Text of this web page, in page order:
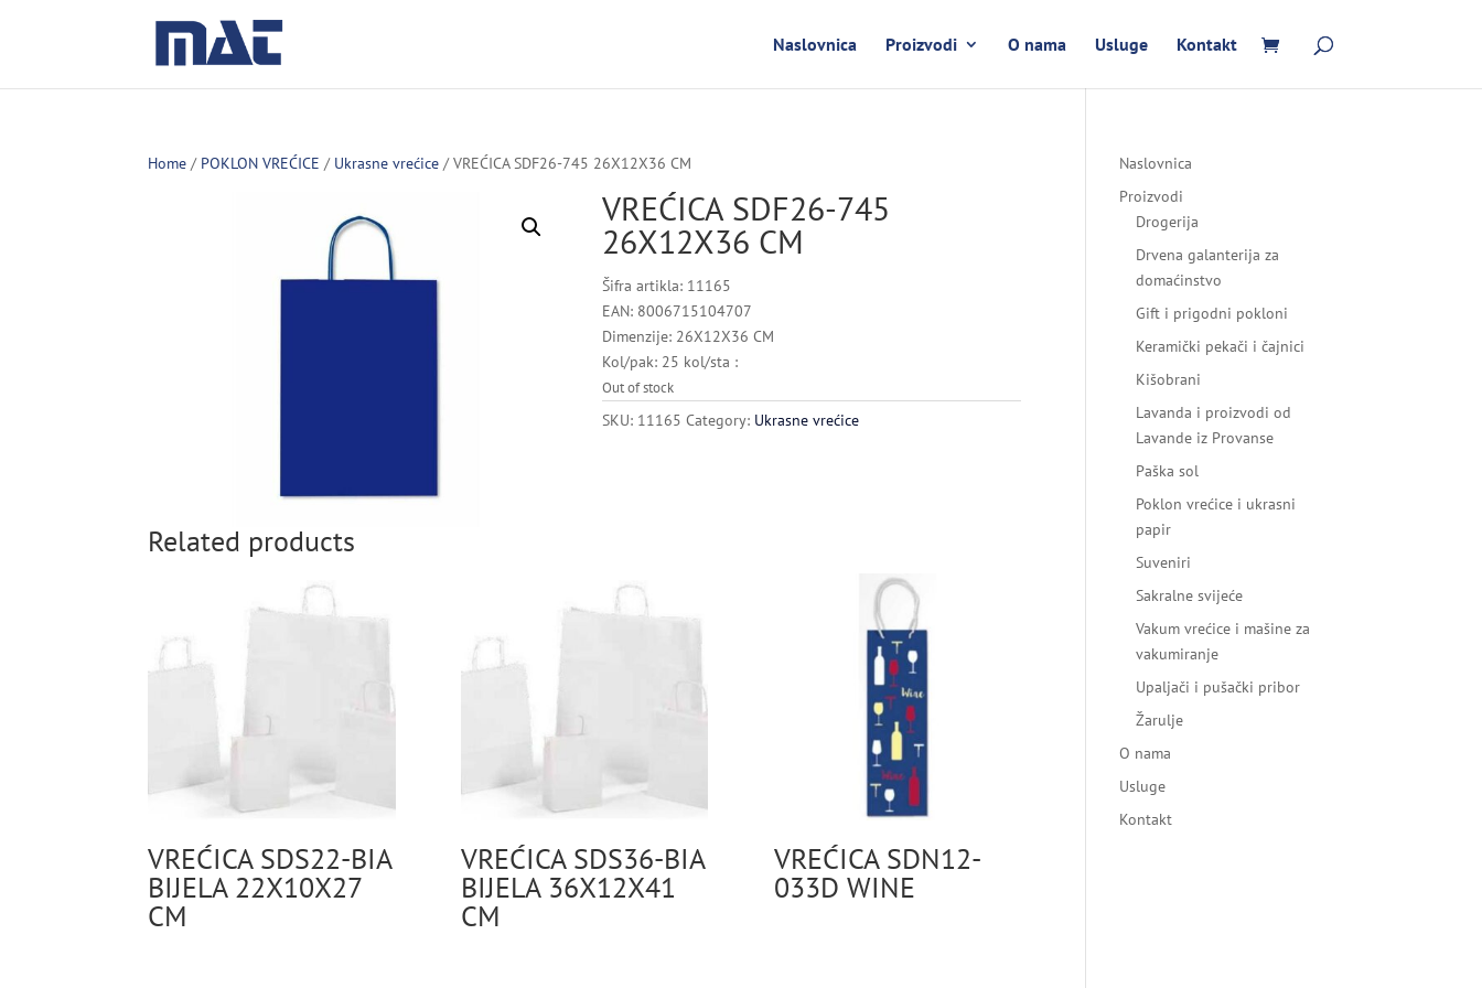
Naslovnica Proizvodi O nama Usluge Kontakt
Home / POKLON VREĆICE / Ukrasne vrećice / VREĆICA SDF26-745 26X12X36 CM
VREĆICA SDF26-745
26X12X36 CM
Šifra artikla: 11165
EAN: 8006715104707
Dimenzije: 26X12X36 CM
Kol/pak: 25 kol/sta :
Out of stock
SKU: 11165 Category: Ukrasne vrećice
Related products
VREĆICA SDS22-BIA
BIJELA 22X10X27
CM
VREĆICA SDS36-BIA
BIJELA 36X12X41
CM
VREĆICA SDN12-
033D WINE
Naslovnica
Proizvodi
Drogerija
Drvena galanterija za
domaćinstvo
Gift i prigodni pokloni
Keramički pekači i čajnici
Kišobrani
Lavanda i proizvodi od
Lavande iz Provanse
Paška sol
Poklon vrećice i ukrasni
papir
Suveniri
Sakralne svijeće
Vakum vrećice i mašine za
vakumiranje
Upaljači i pušački pribor
Žarulje
O nama
Usluge
Kontakt